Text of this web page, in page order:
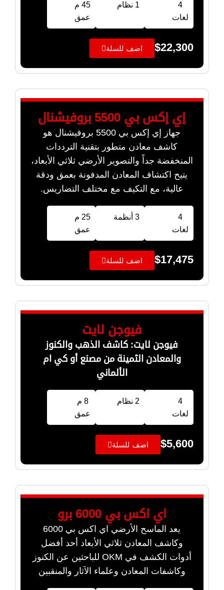
4
لغات
1 نظام
45 م
عمق
$22,300 اضف للسلة
إي إكس بي 5500 بروفيشنال
جهاز إي إكس بي 5500 بروفيشنال هو
كاشف معادن متطور بتقنية الترددات
المنخفضة جداً والتصوير الأرضي ثلاثي الأبعاد،
يتيح اكتشاف المعادن المدفونة بعمق ودقة
عالية، مع التكيف مع مختلف التضاريس.
4
لغات
3 أنظمة
25 م
عمق
$17,475 اضف للسلة
فيوجن لايت
فيوجن لايت: كاشف الذهب والكنوز
والمعادن الثمينة من مصنع أو كي ام
الألماني
4
لغات
2 نظام
8 م
عمق
$5,600 اضف للسلة
اي اكس بي 6000 برو
يعد الماسح الأرضي اي اكس بي 6000
وكاشف المعادن ثلاثي الأبعاد أحد أفضل
أدوات الكشف في OKM للباحثين عن الكنوز
وكاشفات المعادن وعلماء الآثار والمنقبين